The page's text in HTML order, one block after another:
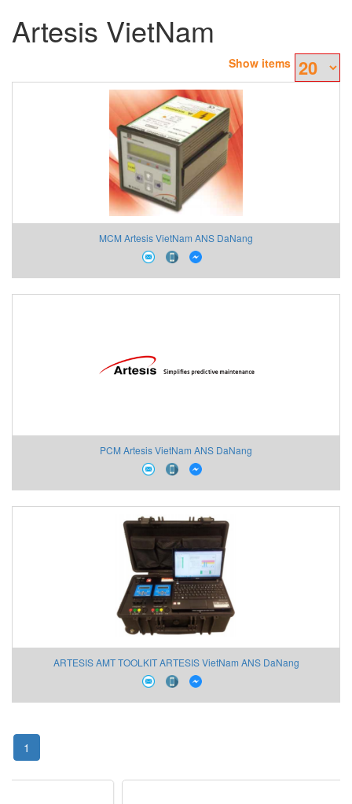
Artesis VietNam
Show items
MCM Artesis VietNam ANS DaNang
PCM Artesis VietNam ANS DaNang
ARTESIS AMT TOOLKIT ARTESIS VietNam ANS DaNang
1